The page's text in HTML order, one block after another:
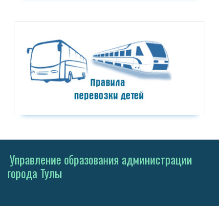
Управление образования администрации
города Тулы